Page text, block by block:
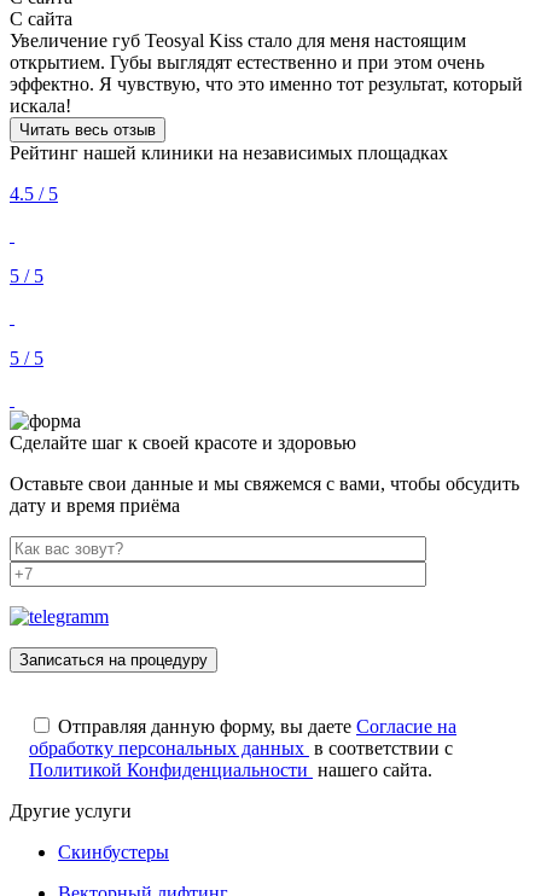
С сайта
Увеличение губ Teosyal Kiss стало для меня настоящим
открытием. Губы выглядят естественно и при этом очень
эффектно. Я чувствую, что это именно тот результат, который
искала!
Читать весь отзыв
Рейтинг нашей клиники на независимых площадках
4.5 / 5
5 / 5
5 / 5
Сделайте шаг к своей красоте и здоровью
Оставьте свои данные и мы свяжемся с вами, чтобы обсудить
дату и время приёма
Отправляя данную форму, вы даете Согласие на
обработку персональных данных в соответствии с
Политикой Конфиденциальности нашего сайта.
Другие услуги
Скинбустеры